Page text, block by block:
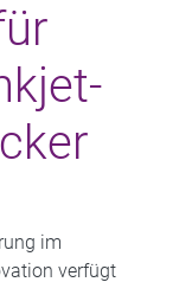
im
verfügt